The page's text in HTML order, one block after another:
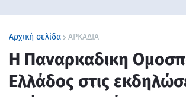
Αρχική σελίδα ΑΡΚΑΔΙΑ
Η Παναρκαδικη
Ελλάδος στις